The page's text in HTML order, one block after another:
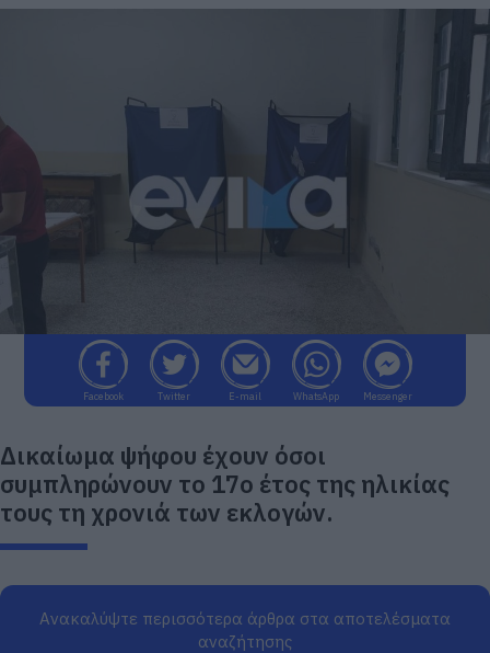
Facebook Twitter E-mail WhatsApp Messenger
Δικαίωμα ψήφου έχουν όσοι
συμπληρώνουν το 17ο έτος της ηλικίας
τους τη χρονιά των εκλογών.
Ανακαλύψτε περισσότερα άρθρα στα αποτελέσματα
αναζήτησης